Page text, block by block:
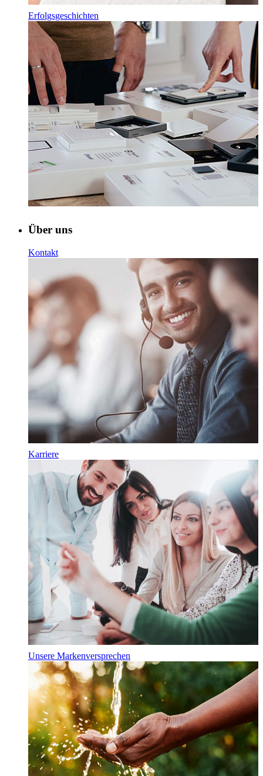
Erfolgsgeschichten
Über uns
Kontakt
Karriere
Unsere Markenversprechen